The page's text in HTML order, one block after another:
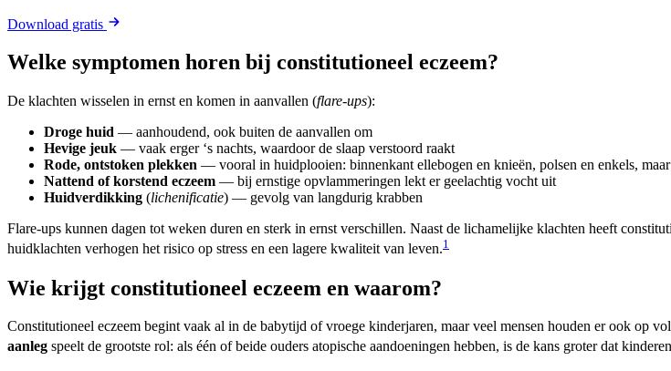
Download gratis
Welke symptomen horen bij constitutioneel eczeem?
De klachten wisselen in ernst en komen in aanvallen (flare-ups):
Droge huid — aanhoudend, ook buiten de aanvallen om
Hevige jeuk — vaak erger ‘s nachts, waardoor de slaap verstoord raakt
Rode, ontstoken plekken — vooral in huidplooien: binnenkant ellebogen en knieën, polsen en enkels,
Nattend of korstend eczeem — bij ernstige opvlammeringen lekt er geelachtig vocht uit
Huidverdikking (lichenificatie) — gevolg van langdurig krabben
Flare-ups kunnen dagen tot weken duren en sterk in ernst verschillen. Naast de lichamelijke klachten heeft
huidklachten verhogen het risico op stress en een lagere kwaliteit van leven.1
Wie krijgt constitutioneel eczeem en waarom?
Constitutioneel eczeem begint vaak al in de babytijd of vroege kinderjaren, maar veel mensen houden er ook op
aanleg speelt de grootste rol: als één of beide ouders atopische aandoeningen hebben, is de kans groter dat